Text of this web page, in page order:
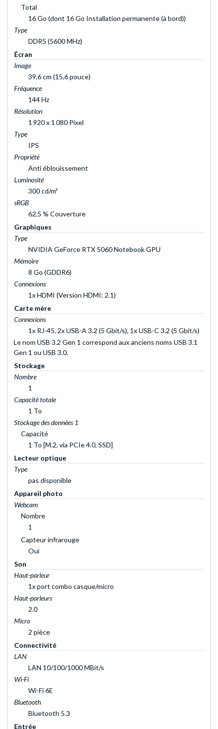
Total
16 Go (dont 16 Go Installation permanente (à bord))
Type
DDR5 (5600 MHz)
Écran
Image
39,6 cm (15,6 pouce)
Fréquence
144 Hz
Résolution
1 920 x 1 080 Pixel
Type
IPS
Propriété
Anti éblouissement
Luminosité
300 cd/m²
sRGB
62,5 % Couverture
Graphiques
Type
NVIDIA GeForce RTX 5060 Notebook GPU
Mémoire
8 Go (GDDR6)
Connexions
1x HDMI (Version HDMI: 2.1)
Carte mère
Connexions
1x RJ-45, 2x USB-A 3.2 (5 Gbit/s), 1x USB-C 3.2 (5 Gbit/s)
Le nom USB 3.2 Gen 1 correspond aux anciens noms USB 3.1
Gen 1 ou USB 3.0.
Stockage
Nombre
1
Capacité totale
1 To
Stockage des données 1
Capacité
1 To [M.2, via PCIe 4.0, SSD]
Lecteur optique
Type
pas disponible
Appareil photo
Webcam
Nombre
1
Capteur infrarouge
Oui
Son
Haut-parleur
1x port combo casque/micro
Haut-parleurs
2.0
Micro
2 pièce
Connectivité
LAN
LAN 10/100/1000 MBit/s
Wi-Fi
Wi-Fi 6E
Bluetooth
Bluetooth 5.3
Entrée